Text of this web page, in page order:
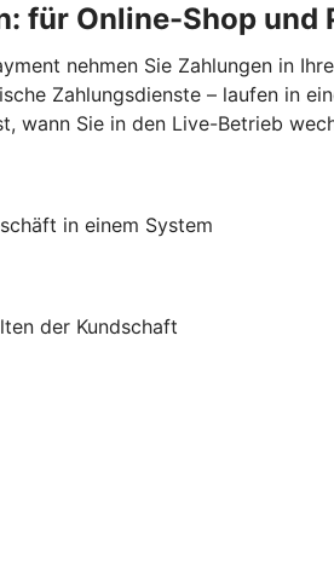
für Online-Shop und
nehmen Sie Zahlungen in
Zahlungsdienste – laufen in
wann Sie in den Live-Betrieb
in einem System
der Kundschaft